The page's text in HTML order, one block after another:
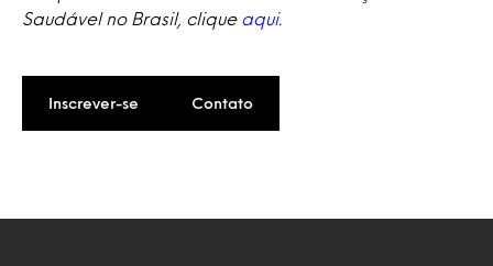
Saudável no Brasil, clique aqui.
Inscrever-se Contato